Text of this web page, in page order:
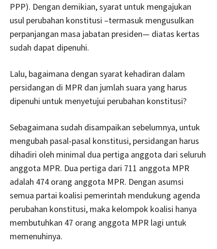
PPP). Dengan demikian, syarat untuk mengajukan
usul perubahan konstitusi –termasuk mengusulkan
perpanjangan masa jabatan presiden— diatas kertas
sudah dapat dipenuhi.
Lalu, bagaimana dengan syarat kehadiran dalam
persidangan di MPR dan jumlah suara yang harus
dipenuhi untuk menyetujui perubahan konstitusi?
Sebagaimana sudah disampaikan sebelumnya, untuk
mengubah pasal-pasal konstitusi, persidangan harus
dihadiri oleh minimal dua pertiga anggota dari seluruh
anggota MPR. Dua pertiga dari 711 anggota MPR
adalah 474 orang anggota MPR. Dengan asumsi
semua partai koalisi pemerintah mendukung agenda
perubahan konstitusi, maka kelompok koalisi hanya
membutuhkan 47 orang anggota MPR lagi untuk
memenuhinya.